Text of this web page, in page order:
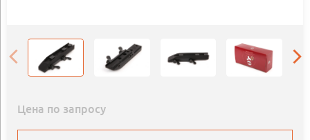
Цена по запросу